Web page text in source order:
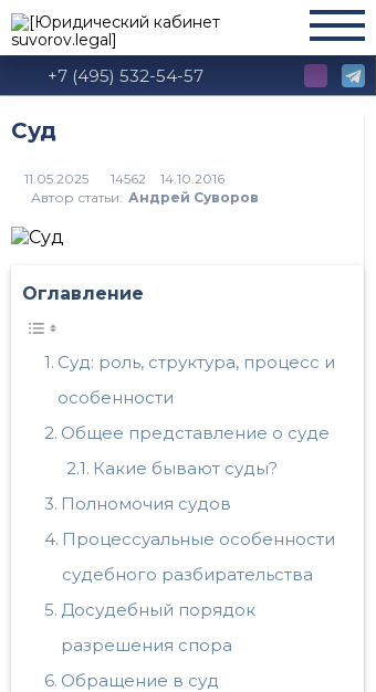
+7 (495) 532-54-57
Суд
14562
Автор статьи: Андрей Суворов
Оглавление
Суд: роль, структура, процесс и
особенности
Общее представление о суде
Какие бывают суды?
Полномочия судов
Процессуальные особенности
судебного разбирательства
Досудебный порядок
разрешения спора
Обращение в суд